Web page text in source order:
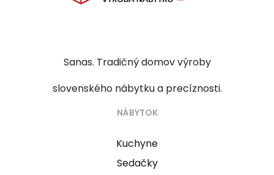
Sanas. Tradičný domov výroby
slovenského nábytku a precíznosti.
NÁBYTOK
Kuchyne
Sedačky